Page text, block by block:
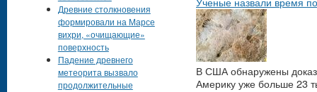
В США обнаружены
Америку уже больше 23
Древние столкновения
формировали на Марсе
вихри, «очищающие»
поверхность
Падение древнего
метеорита вызвало
продолжительные